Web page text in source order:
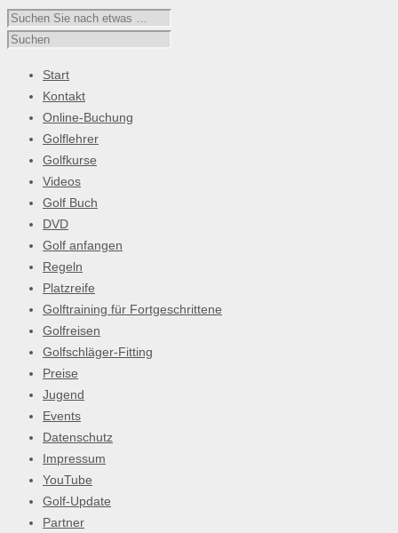
Start
Kontakt
Online-Buchung
Golflehrer
Golfkurse
Videos
Golf Buch
DVD
Golf anfangen
Regeln
Platzreife
Golftraining für Fortgeschrittene
Golfreisen
Golfschläger-Fitting
Preise
Jugend
Events
Datenschutz
Impressum
YouTube
Golf-Update
Partner